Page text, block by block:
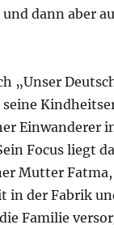
dann aber
„Unser
Einwanderer
Focus liegt
Mutter
in der Fabrik
Familie